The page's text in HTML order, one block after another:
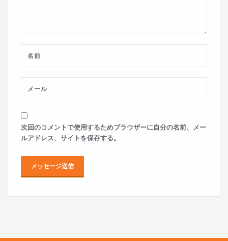
次回のコメントで使用するためブラウザーに自分の名前、メー
ルアドレス、サイトを保存する。